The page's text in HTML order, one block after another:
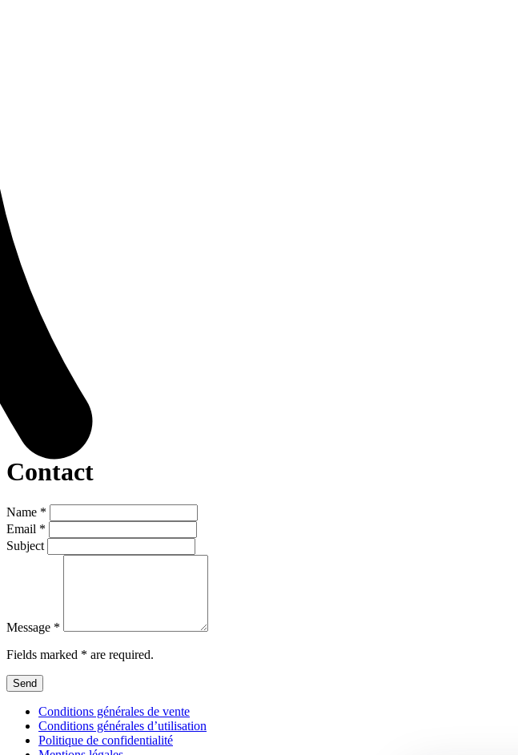
Contact
Name *
Email *
Subject
Message *
Fields marked * are required.
Send
Conditions générales de vente
Conditions générales d’utilisation
Politique de confidentialité